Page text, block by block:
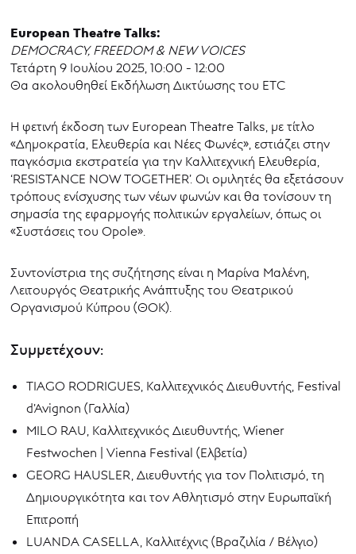
European Theatre Talks:
DEMOCRACY, FREEDOM & NEW VOICES
Τετάρτη 9 Ιουλίου 2025, 10:00 - 12:00
Θα ακολουθηθεί Εκδήλωση Δικτύωσης του ETC
Η φετινή έκδοση των European Theatre Talks, με τίτλο
«Δημοκρατία, Ελευθερία και Νέες Φωνές», εστιάζει στην
παγκόσμια εκστρατεία για την Καλλιτεχνική Ελευθερία,
‘RESISTANCE NOW TOGETHER’. Οι ομιλητές θα εξετάσουν
τρόπους ενίσχυσης των νέων φωνών και θα τονίσουν τη
σημασία της εφαρμογής πολιτικών εργαλείων, όπως οι
«Συστάσεις του Opole».
Συντονίστρια της συζήτησης είναι η Μαρίνα Μαλένη,
Λειτουργός Θεατρικής Ανάπτυξης του Θεατρικού
Οργανισμού Κύπρου (ΘΟΚ).
Συμμετέχουν:
TIAGO RODRIGUES, Καλλιτεχνικός Διευθυντής, Festival
d’Avignon (Γαλλία)
MILO RAU, Καλλιτεχνικός Διευθυντής, Wiener
Festwochen | Vienna Festival (Ελβετία)
GEORG HAUSLER, Διευθυντής για τον Πολιτισμό, τη
Δημιουργικότητα και τον Αθλητισμό στην Ευρωπαϊκή
Επιτροπή
LUANDA CASELLA, Καλλιτέχνις (Βραζιλία / Βέλγιο)